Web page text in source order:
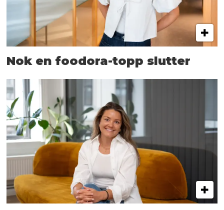
Nok en foodora-topp slutter